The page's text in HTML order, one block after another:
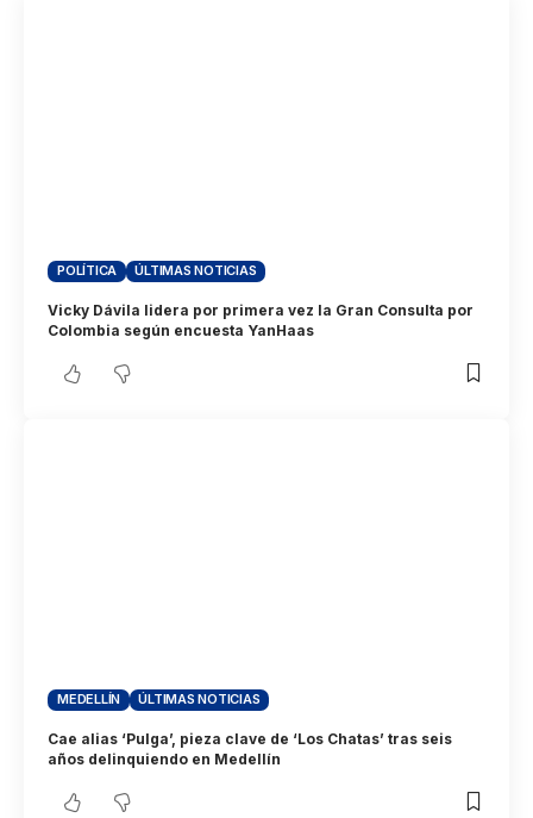
POLÍTICA ÚLTIMAS NOTICIAS
Vicky Dávila lidera por primera vez la Gran Consulta por
Colombia según encuesta YanHaas
MEDELLÍN ÚLTIMAS NOTICIAS
Cae alias ‘Pulga’, pieza clave de ‘Los Chatas’ tras seis
años delinquiendo en Medellín